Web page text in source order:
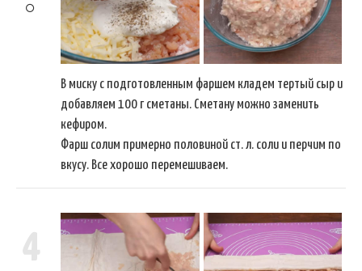
В миску с подготовленным фаршем кладем тертый сыр и
добавляем 100 г сметаны. Сметану можно заменить
кефиром.
Фарш солим примерно половиной ст. л. соли и перчим по
вкусу. Все хорошо перемешиваем.
4